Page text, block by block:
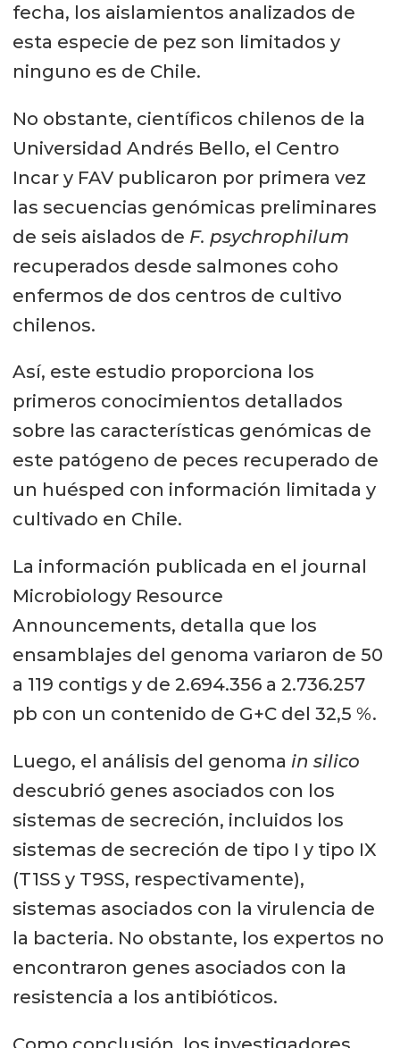
fecha, los aislamientos analizados de
esta especie de pez son limitados y
ninguno es de Chile.
No obstante, científicos chilenos de la
Universidad Andrés Bello, el Centro
Incar y FAV publicaron por primera vez
las secuencias genómicas preliminares
de seis aislados de F. psychrophilum
recuperados desde salmones coho
enfermos de dos centros de cultivo
chilenos.
Así, este estudio proporciona los
primeros conocimientos detallados
sobre las características genómicas de
este patógeno de peces recuperado de
un huésped con información limitada y
cultivado en Chile.
La información publicada en el journal
Microbiology Resource
Announcements, detalla que los
ensamblajes del genoma variaron de 50
a 119 contigs y de 2.694.356 a 2.736.257
pb con un contenido de G+C del 32,5 %.
Luego, el análisis del genoma in silico
descubrió genes asociados con los
sistemas de secreción, incluidos los
sistemas de secreción de tipo I y tipo IX
(T1SS y T9SS, respectivamente),
sistemas asociados con la virulencia de
la bacteria. No obstante, los expertos no
encontraron genes asociados con la
resistencia a los antibióticos.